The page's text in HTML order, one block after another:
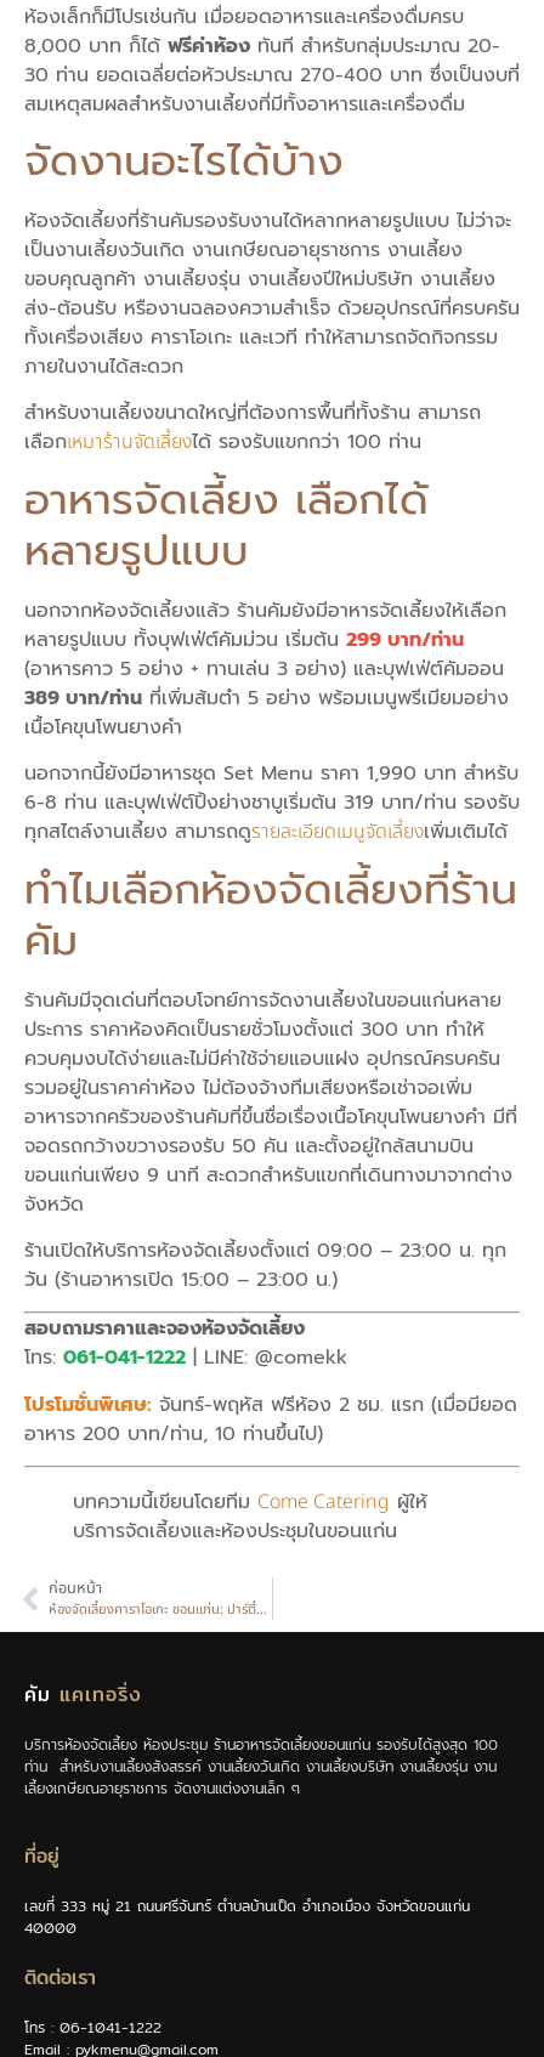
ห้องเล็กก็มีโปรเช่นกัน เมื่อยอดอาหารและเครื่องดื่มครบ
8,000 บาท ก็ได้ ฟรีค่าห้อง ทันที สำหรับกลุ่มประมาณ 20-
30 ท่าน ยอดเฉลี่ยต่อหัวประมาณ 270-400 บาท ซึ่งเป็นงบที่
สมเหตุสมผลสำหรับงานเลี้ยงที่มีทั้งอาหารและเครื่องดื่ม
จัดงานอะไรได้บ้าง
ห้องจัดเลี้ยงที่ร้านคัมรองรับงานได้หลากหลายรูปแบบ ไม่ว่าจะ
เป็นงานเลี้ยงวันเกิด งานเกษียณอายุราชการ งานเลี้ยง
ขอบคุณลูกค้า งานเลี้ยงรุ่น งานเลี้ยงปีใหม่บริษัท งานเลี้ยง
ส่ง-ต้อนรับ หรืองานฉลองความสำเร็จ ด้วยอุปกรณ์ที่ครบครัน
ทั้งเครื่องเสียง คาราโอเกะ และเวที ทำให้สามารถจัดกิจกรรม
ภายในงานได้สะดวก
สำหรับงานเลี้ยงขนาดใหญ่ที่ต้องการพื้นที่ทั้งร้าน สามารถ
เลือกเหมาร้านจัดเลี้ยงได้ รองรับแขกกว่า 100 ท่าน
อาหารจัดเลี้ยง เลือกได้
หลายรูปแบบ
นอกจากห้องจัดเลี้ยงแล้ว ร้านคัมยังมีอาหารจัดเลี้ยงให้เลือก
หลายรูปแบบ ทั้งบุฟเฟ่ต์คัมม่วน เริ่มต้น 299 บาท/ท่าน
(อาหารคาว 5 อย่าง + ทานเล่น 3 อย่าง) และบุฟเฟ่ต์คัมออน
389 บาท/ท่าน ที่เพิ่มส้มตำ 5 อย่าง พร้อมเมนูพรีเมียมอย่าง
เนื้อโคขุนโพนยางคำ
นอกจากนี้ยังมีอาหารชุด Set Menu ราคา 1,990 บาท สำหรับ
6-8 ท่าน และบุฟเฟ่ต์ปิ้งย่างชาบูเริ่มต้น 319 บาท/ท่าน รองรับ
ทุกสไตล์งานเลี้ยง สามารถดูรายละเอียดเมนูจัดเลี้ยงเพิ่มเติมได้
ทำไมเลือกห้องจัดเลี้ยงที่ร้าน
คัม
ร้านคัมมีจุดเด่นที่ตอบโจทย์การจัดงานเลี้ยงในขอนแก่นหลาย
ประการ ราคาห้องคิดเป็นรายชั่วโมงตั้งแต่ 300 บาท ทำให้
ควบคุมงบได้ง่ายและไม่มีค่าใช้จ่ายแอบแฝง อุปกรณ์ครบครัน
รวมอยู่ในราคาค่าห้อง ไม่ต้องจ้างทีมเสียงหรือเช่าจอเพิ่ม
อาหารจากครัวของร้านคัมที่ขึ้นชื่อเรื่องเนื้อโคขุนโพนยางคำ มีที่
จอดรถกว้างขวางรองรับ 50 คัน และตั้งอยู่ใกล้สนามบิน
ขอนแก่นเพียง 9 นาที สะดวกสำหรับแขกที่เดินทางมาจากต่าง
จังหวัด
ร้านเปิดให้บริการห้องจัดเลี้ยงตั้งแต่ 09:00 – 23:00 น. ทุก
วัน (ร้านอาหารเปิด 15:00 – 23:00 น.)
สอบถามราคาและจองห้องจัดเลี้ยง
โทร: 061-041-1222 | LINE: @comekk
โปรโมชั่นพิเศษ: จันทร์-พฤหัส ฟรีห้อง 2 ชม. แรก (เมื่อมียอด
อาหาร 200 บาท/ท่าน, 10 ท่านขึ้นไป)
บทความนี้เขียนโดยทีม Come Catering ผู้ให้
บริการจัดเลี้ยงและห้องประชุมในขอนแก่น
ก่อนหน้า
ห้องจัดเลี้ยงคาราโอเกะ ขอนแก่น: ปาร์ตี้สนุก เครื่องเสียงครบ ไมค์ 4 ตัว
คัม แคเทอริ่ง
บริการห้องจัดเลี้ยง ห้องประชุม ร้านอาหารจัดเลี้ยงขอนแก่น รองรับได้สูงสุด 100
ท่าน สำหรับงานเลี้ยงสังสรรค์ งานเลี้ยงวันเกิด งานเลี้ยงบริษัท งานเลี้ยงรุ่น งาน
เลี้ยงเกษียณอายุราชการ จัดงานแต่งงานเล็ก ๆ
ที่อยู่
เลขที่ 333 หมู่ 21 ถนนศรีจันทร์ ตำบลบ้านเป็ด อำเภอเมือง จังหวัดขอนแก่น
40000
ติดต่อเรา
โทร : 06-1041-1222
Email : pykmenu@gmail.com